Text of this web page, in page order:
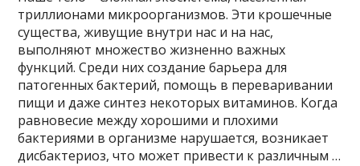
триллионами микроорганизмов. Эти крошечные
существа, живущие внутри нас и на нас,
выполняют множество жизненно важных
функций. Среди них создание барьера для
патогенных бактерий, помощь в переваривании
пищи и даже синтез некоторых витаминов. Когда
равновесие между хорошими и плохими
бактериями в организме нарушается, возникает
дисбактериоз, что может привести к различным …